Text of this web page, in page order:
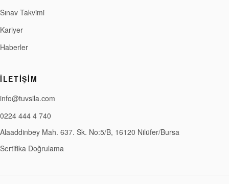
Sınav Takvimi
Kariyer
Haberler
İLETIŞIM
info@tuvsila.com
0224 444 4 740
Alaaddinbey Mah. 637. Sk. No:5/B, 16120 Nilüfer/Bursa
Sertifika Doğrulama